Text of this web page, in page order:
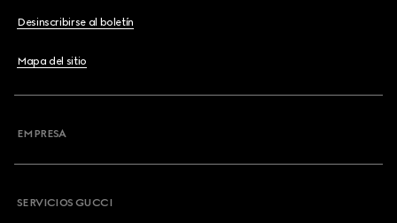
Desinscribirse al boletín
Mapa del sitio
EMPRESA
SERVICIOS GUCCI